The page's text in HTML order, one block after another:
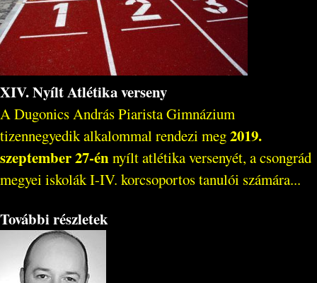
XIV. Nyílt Atlétika verseny
A Dugonics András Piarista Gimnázium
tizennegyedik alkalommal rendezi meg2019.
szeptember 27-énnyílt atlétika versenyét, a csongrád
megyei iskolák I-IV. korcsoportos tanulói számára...
További részletek